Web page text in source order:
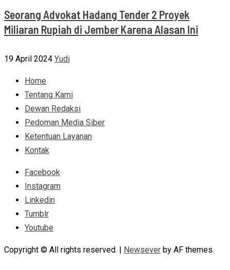
Seorang Advokat Hadang Tender 2 Proyek
Miliaran Rupiah di Jember Karena Alasan Ini
19 April 2024 Yudi
Home
Tentang Kami
Dewan Redaksi
Pedoman Media Siber
Ketentuan Layanan
Kontak
Facebook
Instagram
Linkedin
Tumblr
Youtube
Copyright © All rights reserved. | Newsever by AF themes.